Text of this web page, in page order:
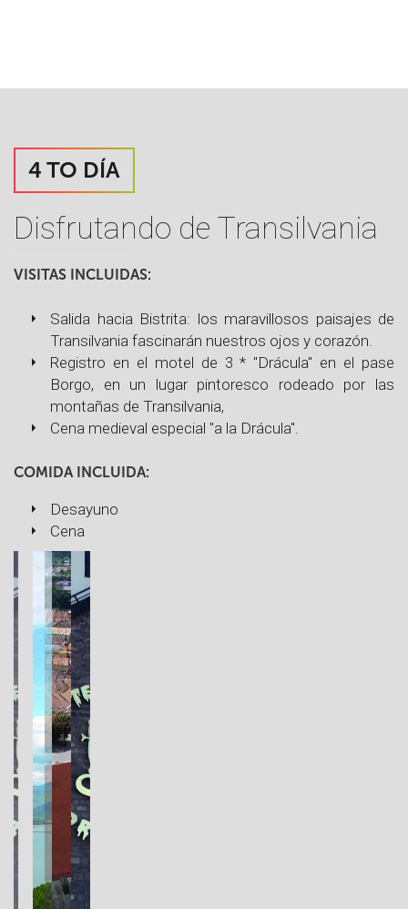
4 TO DÍA
Disfrutando de Transilvania
VISITAS INCLUIDAS:
Salida hacia Bistrita: los maravillosos paisajes de
Transilvania fascinarán nuestros ojos y corazón.
Registro en el motel de 3 * "Drácula" en el pase
Borgo, en un lugar pintoresco rodeado por las
montañas de Transilvania,
Cena medieval especial "a la Drácula".
COMIDA INCLUIDA:
Desayuno
Cena